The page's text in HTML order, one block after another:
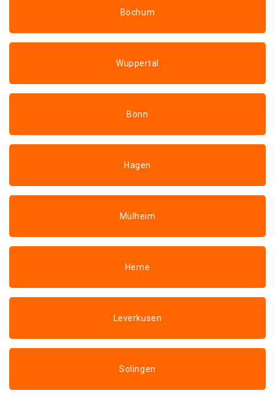
Bochum
Wuppertal
Bonn
Hagen
Mülheim
Herne
Leverkusen
Solingen